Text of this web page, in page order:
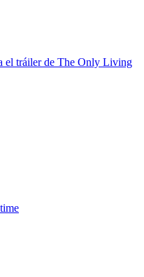
el tráiler de The Only Living